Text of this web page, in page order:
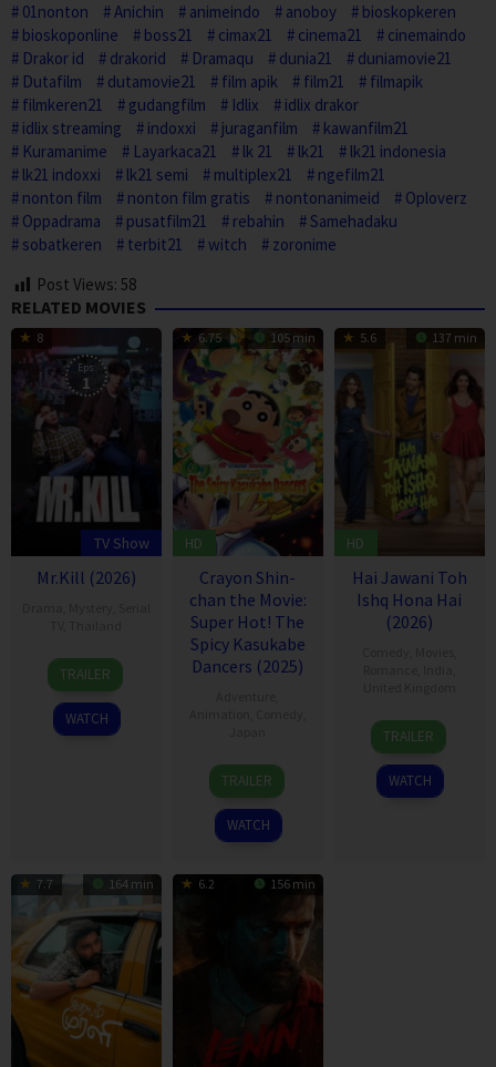
01nonton
Anichin animeindo anoboy
bioskopkeren
bioskoponline
boss21 cimax21 cinema21
cinemaindo
Drakor id
drakorid Dramaqu dunia21
duniamovie21
Dutafilm
dutamovie21 film apik film21
filmapik
filmkeren21
gudangfilm Idlix
idlix drakor
idlix streaming
indoxxi juraganfilm
kawanfilm21
Kuramanime
Layarkaca21 lk 21 lk21
lk21 indonesia
lk21 indoxxi
lk21 semi multiplex21
ngefilm21
nonton film
nonton film gratis nontonanimeid
Oploverz
Oppadrama
pusatfilm21 rebahin
Samehadaku
sobatkeren
terbit21 witch
zoronime
Post Views: 58
RELATED MOVIES
8
Eps:
1
TV Show
Mr.Kill (2026)
7
Jul
2026
Thitipong
Chaisati
TRAILER
WATCH
6.75 105 min
HD
Crayon Shin-
chan the Movie:
Super Hot! The
Spicy Kasukabe
Dancers (2025)
8
Aug
2025
Masakazu
Hashimoto
TRAILER
WATCH
5.6 137 min
HD
Hai Jawani Toh
Ishq Hona Hai
(2026)
4
Jun
2026
David
Dhawan
TRAILER
WATCH
7.7 164 min 6.2 156 min